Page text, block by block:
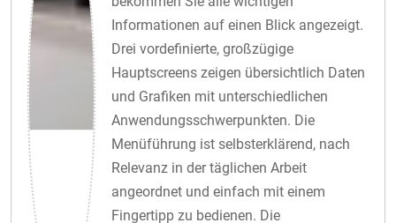
Informationen auf einen Blick angezeigt.
Drei vordefinierte, großzügige
Hauptscreens zeigen übersichtlich Daten
und Grafiken mit unterschiedlichen
Anwendungsschwerpunkten. Die
Menüführung ist selbsterklärend, nach
Relevanz in der täglichen Arbeit
angeordnet und einfach mit einem
Fingertipp zu bedienen. Die